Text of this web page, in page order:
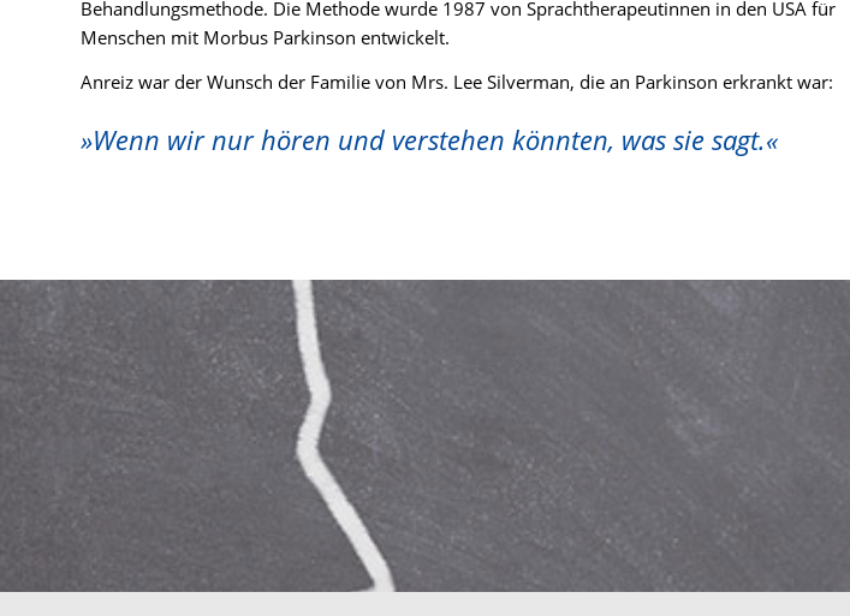
Behandlungsmethode. Die Methode wurde 1987 von Sprachtherapeutinnen in den USA für
Menschen mit Morbus Parkinson entwickelt.
Anreiz war der Wunsch der Familie von Mrs. Lee Silverman, die an Parkinson erkrankt war:
»Wenn wir nur hören und verstehen könnten, was sie sagt.«